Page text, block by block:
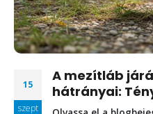
15
szept
A mezítláb
hátrányai: